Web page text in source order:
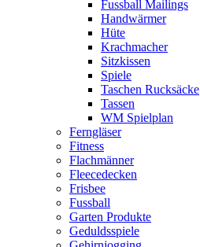
Fussball Mailings
Handwärmer
Hüte
Krachmacher
Sitzkissen
Spiele
Taschen Rucksäcke
Tassen
WM Spielplan
Ferngläser
Fitness
Flachmänner
Fleecedecken
Frisbee
Fussball
Garten Produkte
Geduldsspiele